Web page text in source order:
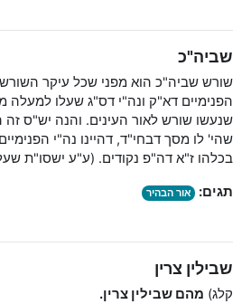
שביה"כ
שורש שביה"כ הוא מפני שכל עיקר
הפנימיים דא"ק ונה"י דס"ג שעלו למעלה
שנעשו שורש לאור העינים. והנה יש"ס
שהי' לו מסך דבחי"ד, דהיינו נה"י
בכלהו ז"א דה"פ נקודים. (ע"ע ישסו"ת
תגים: אור הבהיר
שבילין צרין
קלג) מהם שבילין צרין.